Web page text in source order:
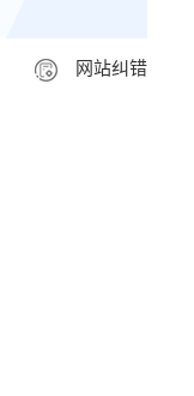
网站纠错